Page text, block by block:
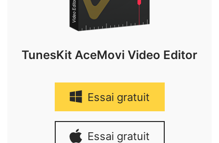
TunesKit AceMovi Video Editor
Essai gratuit
Essai gratuit